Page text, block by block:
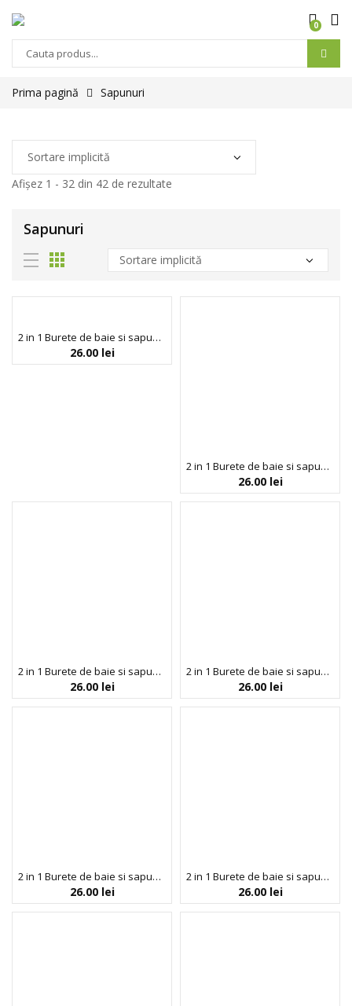
0
Prima pagină Sapunuri
Afișez 1 - 32 din 42 de rezultate
Sapunuri
2 in 1 Burete de baie si sapun incorporat, cu acid hialuronic, efect hidratant si volumizant, Esponjabon, 120 gr
26.00 lei
2 in 1 Burete de baie si sapun incorporat, cu acid salicilic, efect anti-acnee, Esponjabon, 120 gr
26.00 lei
2 in 1 Burete de baie si sapun incorporat, cu Aloe Vera, efect calmant & hidratant, Esponjabon, 120 gr
26.00 lei
2 in 1 Burete de baie si sapun încorporat, cu extract de castraveți și pepene galben, efect hidratant & de prospetime, Esponjabon, 120 gr
26.00 lei
2 in 1 Burete de baie si sapun incorporat, cu fulgi de ovaz, efect calmant & exfoliant, Esponjabon, 120 gr
26.00 lei
2 in 1 Burete de baie si sapun incorporat, cu Mother of Pearl, efect iluminator, Esponjabon, 120 gr
26.00 lei